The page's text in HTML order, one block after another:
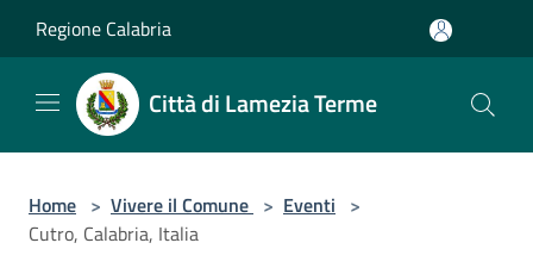
Regione Calabria
Città di Lamezia Terme
Home > Vivere il Comune > Eventi >
Cutro, Calabria, Italia